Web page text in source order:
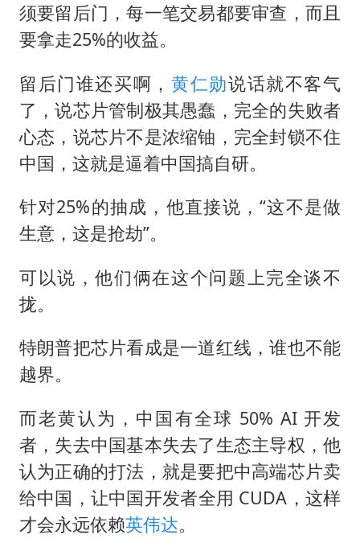
须要留后门，每一笔交易都要审查，而且
要拿走25%的收益。
留后门谁还买啊， 黄仁勋说话就不客气
了，说芯片管制极其愚蠢，完全的失败者
心态，说芯片不是浓缩铀，完全封锁不住
中国，这就是逼着中国搞自研。
针对25%的抽成，他直接说，“这不是做
生意，这是抢劫”。
可以说，他们俩在这个问题上完全谈不
拢。
特朗普把芯片看成是一道红线，谁也不能
越界。
而老黄认为，中国有全球 50% AI 开发
者，失去中国基本失去了生态主导权，他
认为正确的打法，就是要把中高端芯片卖
给中国，让中国开发者全用 CUDA，这样
才会永远依赖英伟达。